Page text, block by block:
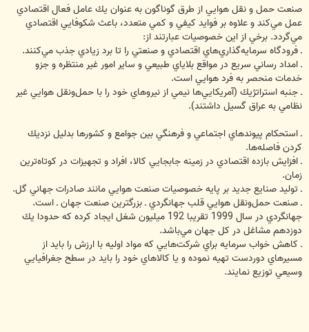
صنعت حمل و نقل هوايي از طرق گوناگون به عنوان يك عامل فعال اقتصادي
عمل مي‌كند و علاوه بر فوايد كيفي و كمي متعدد، باعث شكوفايي اقتصادي
مي‌گردد. برخي از اين خصوصيات عبارتند از:
ـ فرودگاه سرمايه‌گذاري‌هاي اقتصادي و صنعتي را تا برد زيادي جذب مي‌كنند.
ـ امداد رساني سريع در مواقع بلاياي طبيعي و ساير امور غير منتظره و جزو
خدمات منحصر به فرد هوايي است.
ـ جنبه استراتژيك (آمريكايي‌ها نيمي از نيروهاي خود را با حمل‌ونقل هوايي غير
نظامي به عراق گسيل داشتند).
ـ استحكام پيوندهاي اجتماعي و فرهنگي بين جوامع و كشورها بدليل نزديك
كردن فاصله‌ها.
ـ افزايش بازده اقتصادي در زمينه جابجايي كالا، افراد و تجهيزات در كوتاه‌ترين
زمان.
ـ توليد صنايع جديد بر پايه خصوصيات صنعت هوايي مانند صادرات جهاني گل.
ـ صنعت حمل‌ونقل هوايي قلب جهانگردي‌ ـ بزرگترين صنعت جهان ـ است.
جهانگردي در سال 1999 تقريبا 192 ميليون شغل ايجاد كرده كه حدودا يك
دوزدهم مشاغل در كل جهان مي‌باشد.
ـ كاهش خواب سرمايه براي شركت‌هايي كه مواد اوليه با ارزش را بايد از
مسيرهاي دوردست تهيه نموده و يا كالاهاي خود را بايد در سطح جغرافيايي
وسيعي توزيع نمايند.